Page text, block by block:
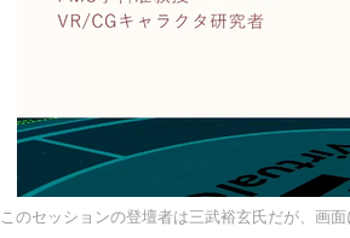
このセッションの登壇者は三武裕玄氏だが、画